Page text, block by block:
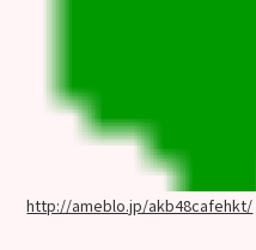
http://ameblo.jp/akb48cafehkt/